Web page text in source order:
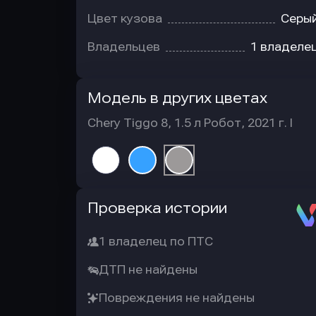
Цвет кузова
Владельцев 1
Модель в других цветах
Chery Tiggo 8, 1.5 л Робот, 2021 г. I
Проверка истории
1 владелец по ПТС
ДТП не найдены
Повреждения не найдены